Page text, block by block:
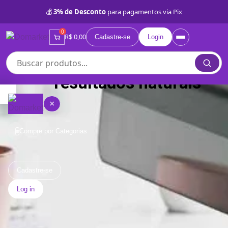
💰3% de Desconto para pagamentos via Pix
0
R$ 0,00 Cadastre-se Login
×
somos
Lojas
Próprias
BD
Cadastre-se
Log in
resultados naturais